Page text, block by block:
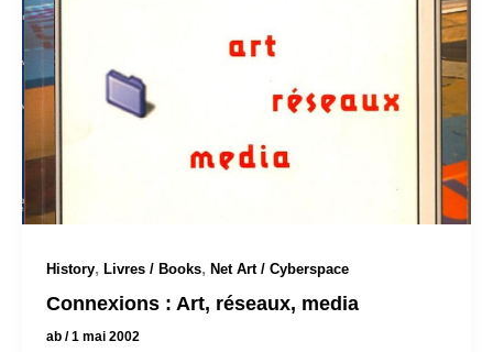
History, Livres / Books, Net Art / Cyberspace
Connexions : Art, réseaux, media
ab /1 mai 2002